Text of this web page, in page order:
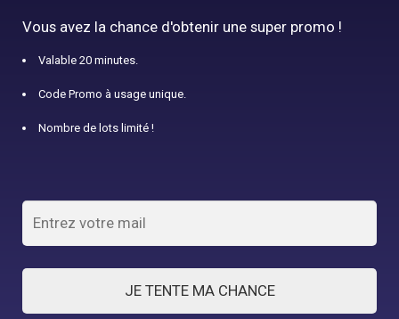
Vous avez la chance d'obtenir une super promo !
Valable 20 minutes.
Code Promo à usage unique.
Nombre de lots limité !
JE TENTE MA CHANCE